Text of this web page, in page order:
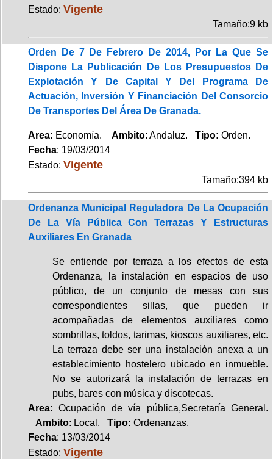
Estado: Vigente
Tamaño:9 kb
Orden De 7 De Febrero De 2014, Por La Que Se
Dispone La Publicación De Los Presupuestos De
Explotación Y De Capital Y Del Programa De
Actuación, Inversión Y Financiación Del Consorcio
De Transportes Del Área De Granada.
Area: Economía. Ambito: Andaluz. Tipo: Orden.
Fecha: 19/03/2014
Estado: Vigente
Tamaño:394 kb
Ordenanza Municipal Reguladora De La Ocupación
De La Vía Pública Con Terrazas Y Estructuras
Auxiliares En Granada
Se entiende por terraza a los efectos de esta
Ordenanza, la instalación en espacios de uso
público, de un conjunto de mesas con sus
correspondientes sillas, que pueden ir
acompañadas de elementos auxiliares como
sombrillas, toldos, tarimas, kioscos auxiliares, etc.
La terraza debe ser una instalación anexa a un
establecimiento hostelero ubicado en inmueble.
No se autorizará la instalación de terrazas en
pubs, bares con música y discotecas.
Area: Ocupación de vía pública,Secretaría General.
Ambito: Local. Tipo: Ordenanzas.
Fecha: 13/03/2014
Estado: Vigente